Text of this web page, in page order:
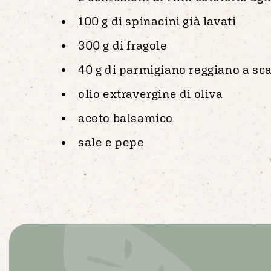
100 g di spinacini già lavati
300 g di fragole
40 g di parmigiano reggiano a
olio extravergine di oliva
aceto balsamico
sale e pepe